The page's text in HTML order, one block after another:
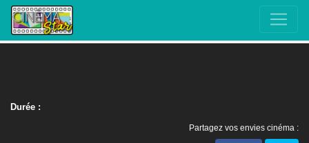
Durée :
Partagez vos envies cinéma :